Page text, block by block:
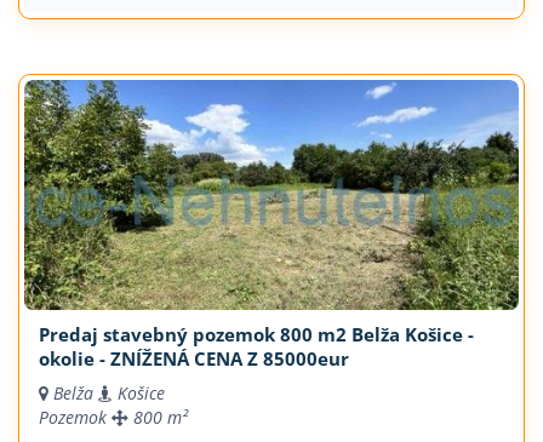
Predaj stavebný pozemok 800 m2 Belža Košice -
okolie - ZNÍŽENÁ CENA Z 85000eur
Belža
Košice
Pozemok
800 m²